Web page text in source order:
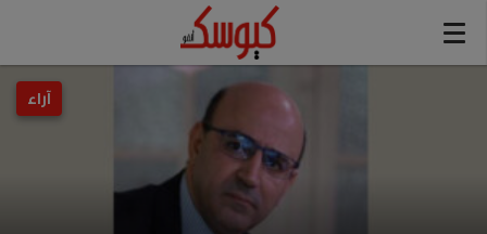
آراء
modal-check